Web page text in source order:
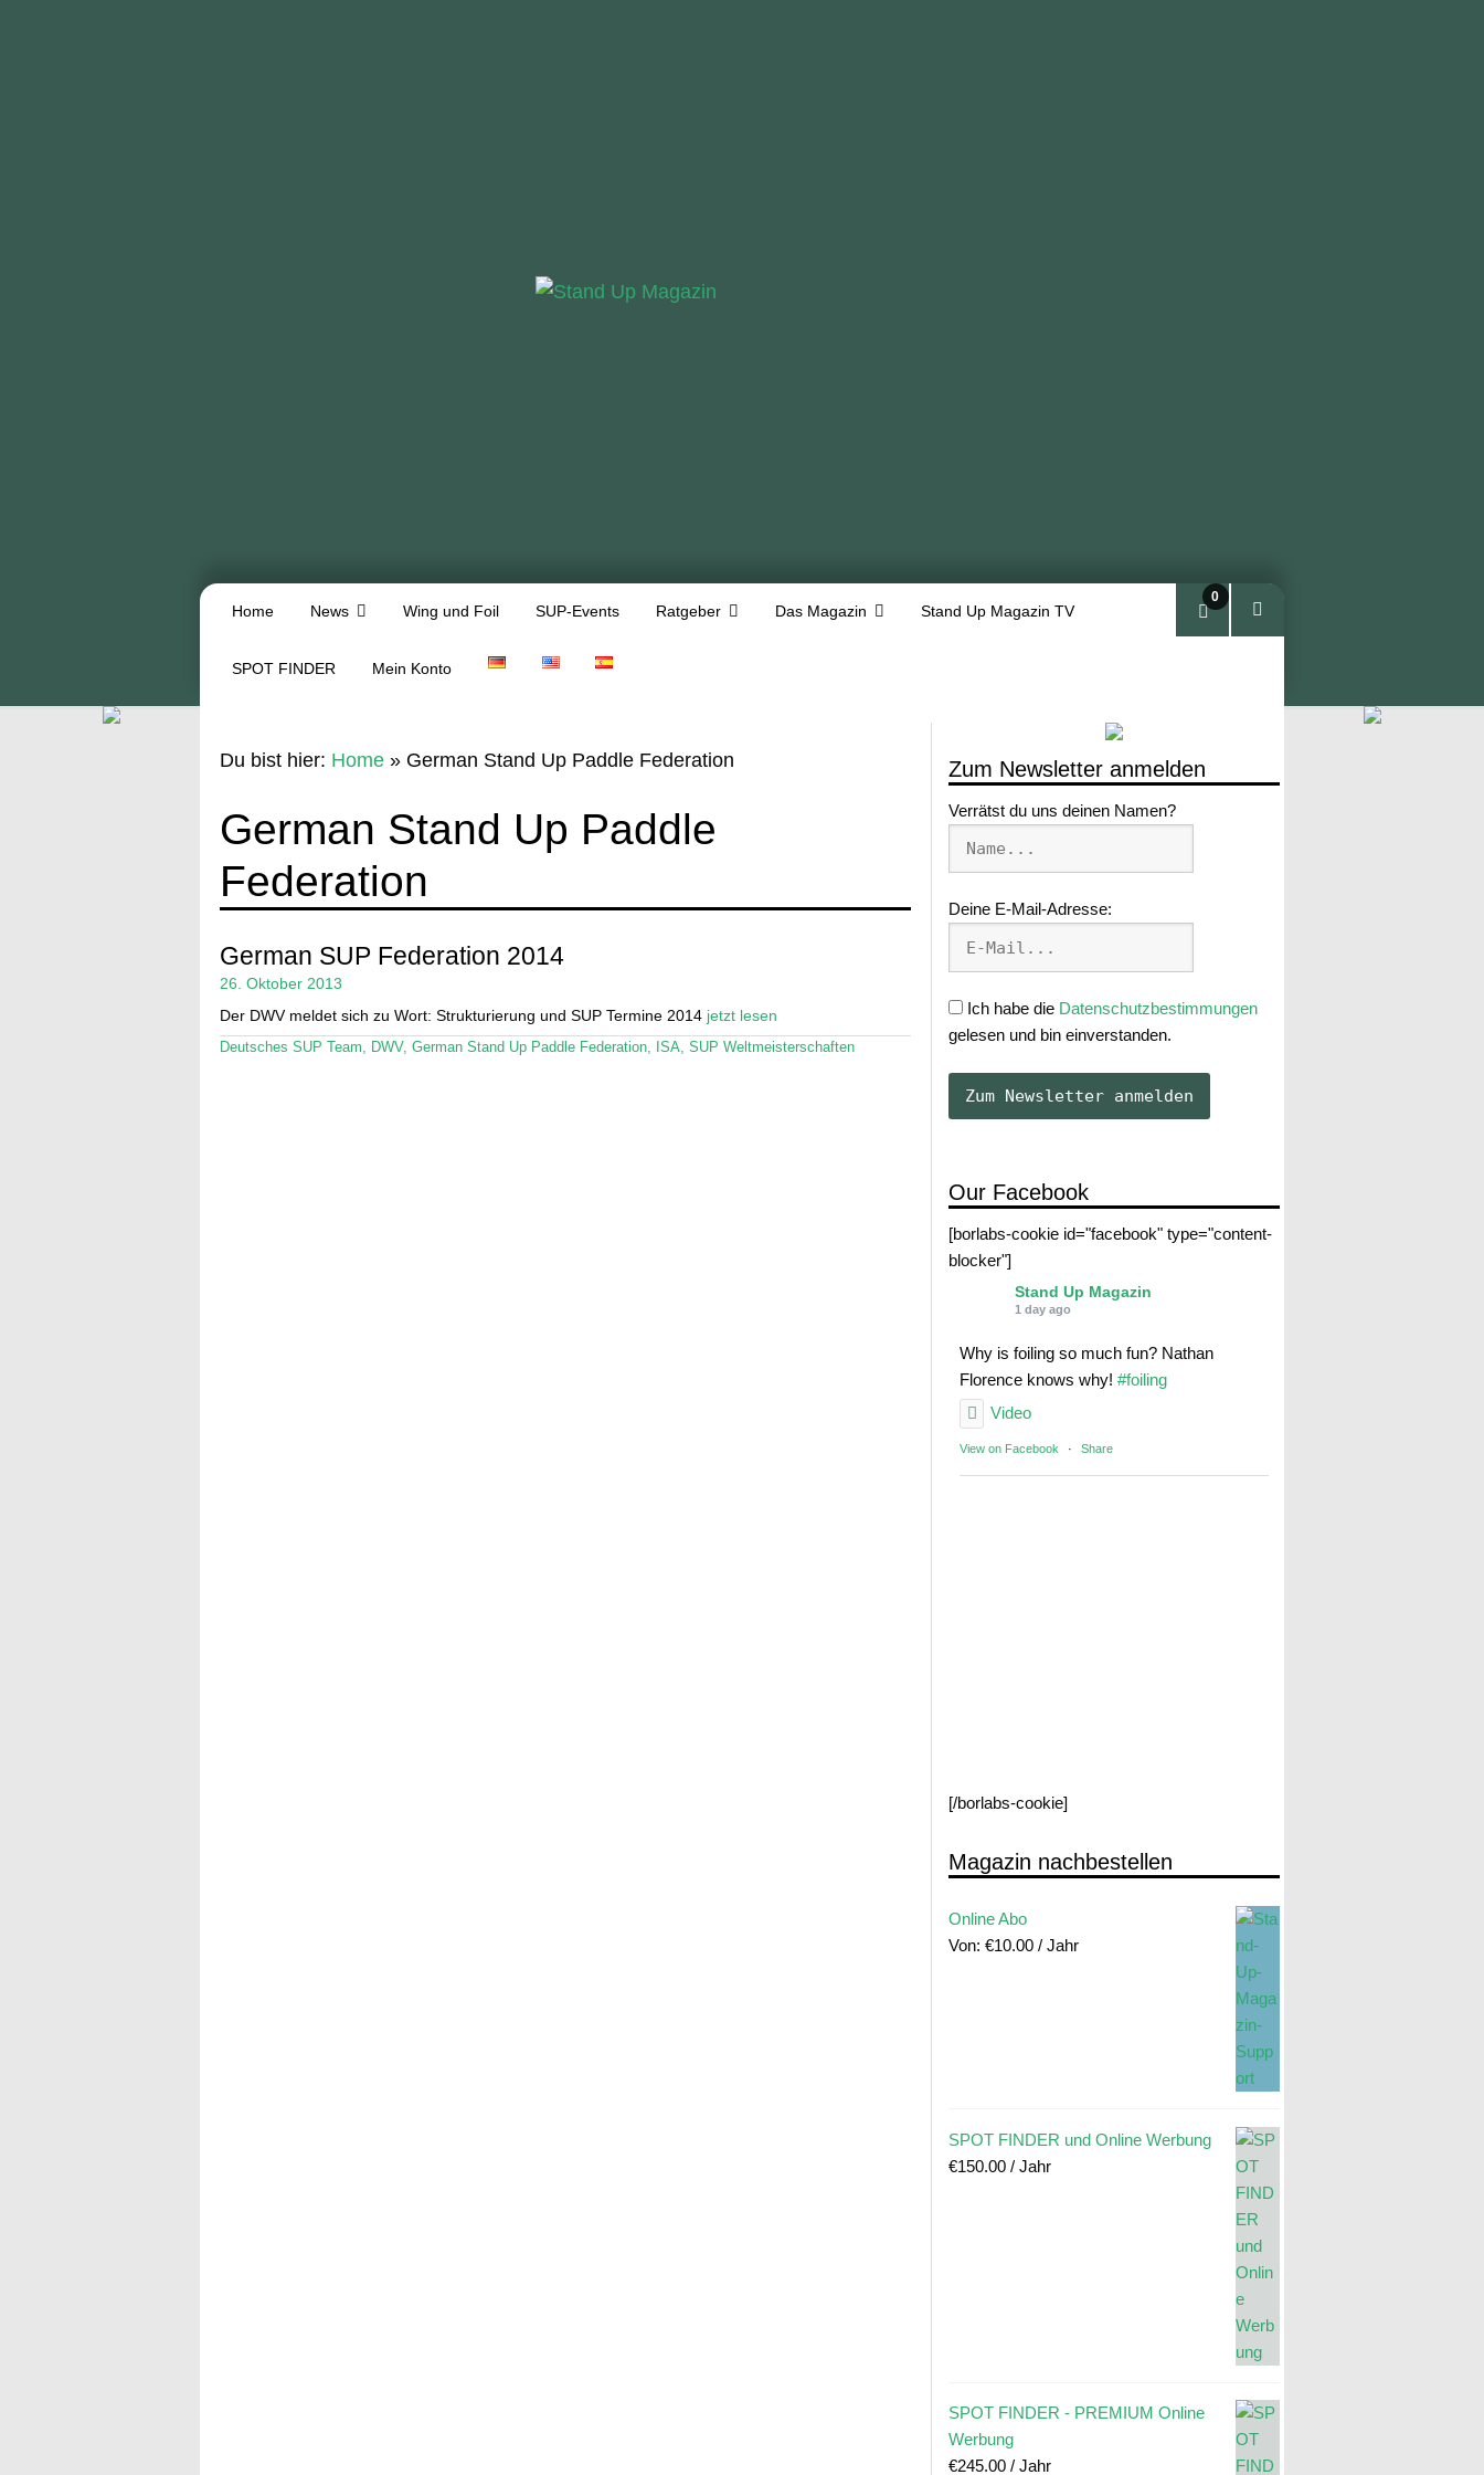
Home News Wing und Foil SUP-Events Ratgeber Das Magazin Stand Up Magazin TV
SPOT FINDER Mein Konto
0
Zum Newsletter anmelden
Verrätst du uns deinen Namen?
Deine E-Mail-Adresse:
Ich habe die Datenschutzbestimmungen
gelesen und bin einverstanden.
Our Facebook
[borlabs-cookie id="facebook" type="content-
blocker"]
Stand Up Magazin
1 day ago
Why is foiling so much fun? Nathan
Florence knows why! #foiling
Video
View on Facebook · Share
[/borlabs-cookie]
Magazin nachbestellen
Online Abo
Von: €10.00 / Jahr
SPOT FINDER und Online Werbung
€150.00 / Jahr
SPOT FINDER - PREMIUM Online
Werbung
€245.00 / Jahr
Du bist hier: Home» German Stand Up Paddle Federation
German Stand Up Paddle
Federation
German SUP Federation 2014
26. Oktober 2013
Der DWV meldet sich zu Wort: Strukturierung und SUP Termine 2014 jetzt lesen
Deutsches SUP Team, DWV, German Stand Up Paddle Federation, ISA, SUP Weltmeisterschaften